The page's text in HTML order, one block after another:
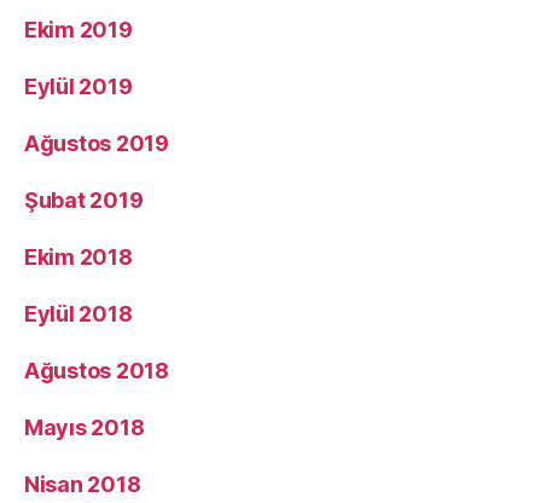
Ekim 2019
Eylül 2019
Ağustos 2019
Şubat 2019
Ekim 2018
Eylül 2018
Ağustos 2018
Mayıs 2018
Nisan 2018